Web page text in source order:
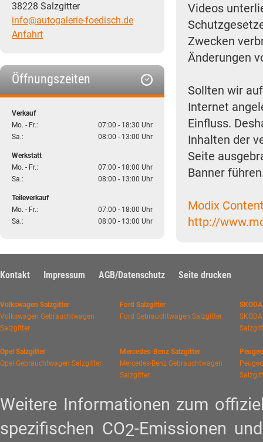
38228 Salzgitter
info@autogalerie-foedisch.de
Anfahrt
Öffnungszeiten
Verkauf
Mo. - Fr.:
07:00 - 18:30 Uhr
Sa.:
08:00 - 13:00 Uhr
Werkstatt
Mo. - Fr.:
07:00 - 18:00 Uhr
Sa.:
08:00 - 13:00 Uhr
Teileverkauf
Mo. - Fr.:
07:00 - 18:00 Uhr
Sa.:
08:00 - 13:00 Uhr
Videos
Zwecken
Änderungen
Sollten wir
Internet
Einfluss.
Inhalten der
Seite
Banner
Modix
http://
Kontakt Impressum AGB/Datenschutz Seite drucken
Volkswagen Salzgitter
Volkswagen Gebrauchtwagen
Salzgitter
Ford Salzgitter
Ford Gebrauchtwagen Salzgitter
Opel Salzgitter
Opel Gebrauchtwagen Salzgitter
Mercedes-Benz Salzgitter
Mercedes-Benz Gebrauchtwagen
Salzgitter
Weitere Informationen zum
spezifischen CO2-Emissionen